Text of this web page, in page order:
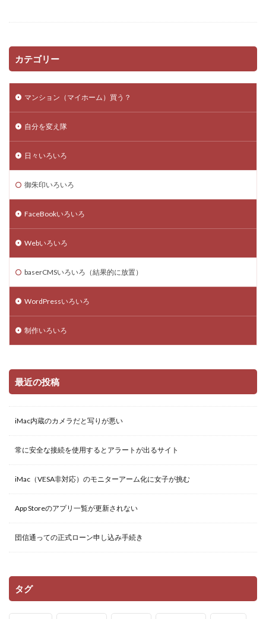
カテゴリー
マンション（マイホーム）買う？
自分を変え隊
日々いろいろ
御朱印いろいろ
FaceBookいろいろ
Webいろいろ
baserCMSいろいろ（結果的に放置）
WordPressいろいろ
制作いろいろ
最近の投稿
iMac内蔵のカメラだと写りが悪い
常に安全な接続を使用するとアラートが出るサイト
iMac（VESA非対応）のモニターアーム化に女子が挑む
App Storeのアプリ一覧が更新されない
団信通っての正式ローン申し込み手続き
タグ
iMac
リダイレクト ブログ運営
Bookmark
レビューサイト
ガジェット
カスタマイズ ネタ
口コミサイト
LION
思考力 モニターアーム化
Theme
スパム
RMS リンクチェッカー
おみくじ
Zoom
google meet
Chrome
Mac 初詣 skype
twitter
モバイルフレンドリー